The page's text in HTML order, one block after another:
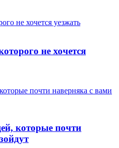
не хочется
которые почти